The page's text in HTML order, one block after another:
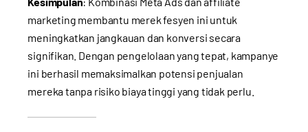
marketing membantu merek fesyen ini untuk
meningkatkan jangkauan dan konversi secara
signifikan. Dengan pengelolaan yang tepat, kampanye
ini berhasil memaksimalkan potensi penjualan
mereka tanpa risiko biaya tinggi yang tidak perlu.